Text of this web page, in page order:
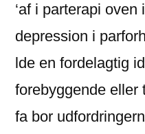
‘af i parterapi oven
depression i
lde en fordelagtig
forebyggende eller
fa bor